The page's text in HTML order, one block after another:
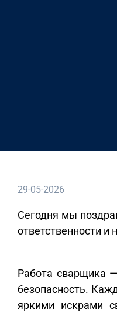
29-05-2026
Сегодня мы
ответственности и
Работа сварщика
безопасность.
яркими искрами